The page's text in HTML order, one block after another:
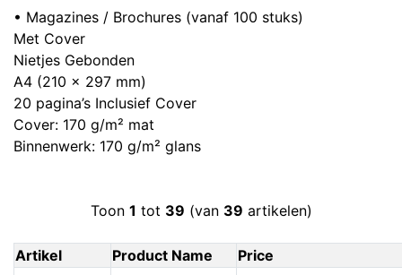
• Magazines / Brochures (vanaf 100 stuks)
Met Cover
Nietjes Gebonden
A4 (210 x 297 mm)
20 pagina’s Inclusief Cover
Cover: 170 g/m² mat
Binnenwerk: 170 g/m² glans
Toon 1 tot 39 (van 39 artikelen)
Artikel Product Name
Price